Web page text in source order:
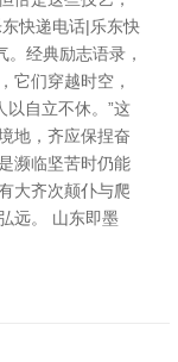
快递电话|乐东快
经典励志语录，
它们穿越时空，
以自立不休。”这
地，齐应保捏奋
濒临坚苦时仍能
大齐次颠仆与爬
远。 山东即墨